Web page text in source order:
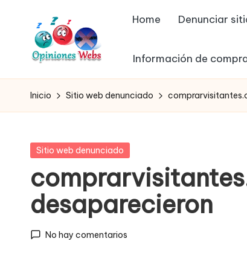
contenido
O
p
io
n
e
s,
y
compra
vía
online,
comprar
seguro
por
internet,
Home Denunciar
Información de
Inicio Sitio web denunciado
Publicada
Sitio web denunciado
desaparecieron
No hay comentarios